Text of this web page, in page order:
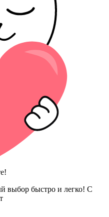
выбор быстро и легко! С